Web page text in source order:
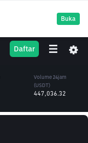
Buka
Daftar Volume 24jam
(PROM)
Volume 24jam
(USDT)
447,036.32